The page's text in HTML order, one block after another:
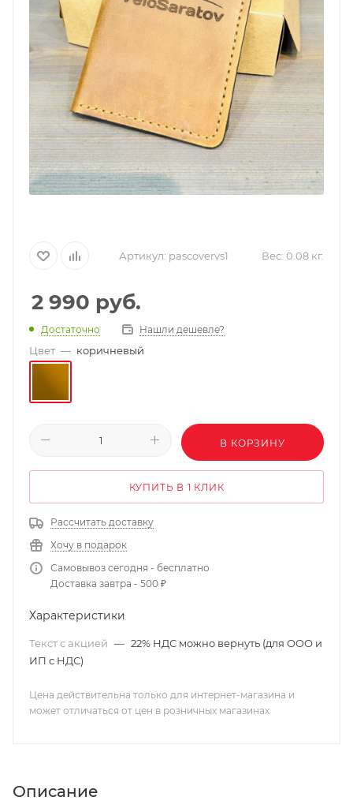
Артикул: pascovervs1 Вес: 0.08 кг.
2 990 руб.
Достаточно Нашли дешевле?
Цвет — коричневый
В КОРЗИНУ
КУПИТЬ В 1 КЛИК
Рассчитать доставку
Хочу в подарок
Самовывоз сегодня - бесплатно
Доставка завтра - 500 ₽
Характеристики
Текст с акцией — 22% НДС можно вернуть (для ООО и
ИП с НДС)
Цена действительна только для интернет-магазина и
может отличаться от цен в розничных магазинах
Описание